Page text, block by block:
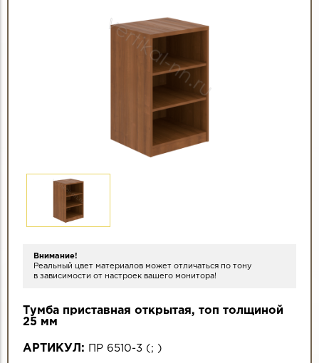
Внимание!
Реальный цвет материалов может отличаться по тону
в зависимости от настроек вашего монитора!
Тумба приставная открытая, топ толщиной
25 мм
АРТИКУЛ: ПР 6510-3 ( ; )